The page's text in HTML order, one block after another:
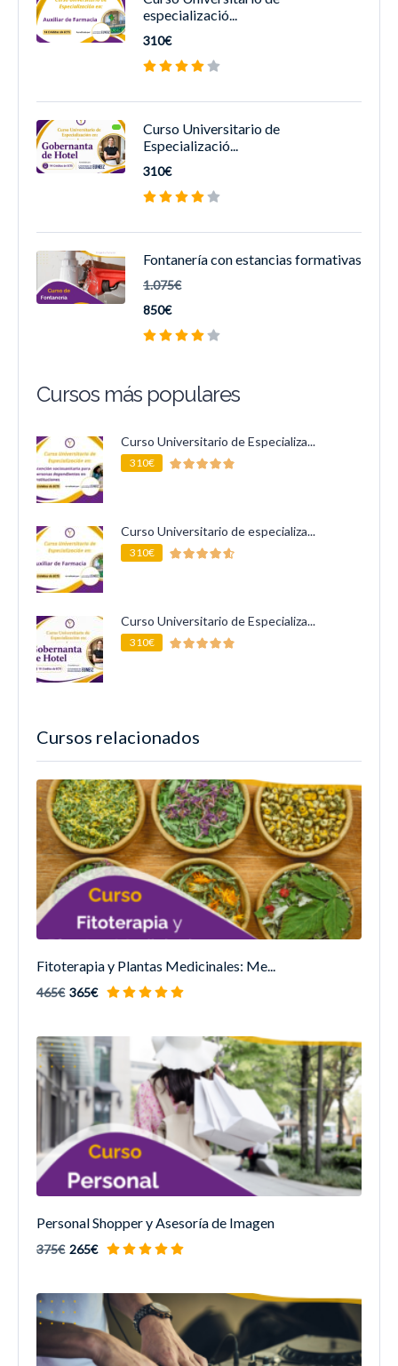
Cursos relacionados
Fitoterapia y Plantas Medicinales: Me...
465€ 365€
Personal Shopper y Asesoría de Imagen
375€ 265€
especializació...
310€
Curso Universitario de
Especializació...
310€
Fontanería con estancias formativas
1.075€
850€
Cursos más populares
Curso Universitario de Especializa...
310€
Curso Universitario de especializa...
310€
Curso Universitario de Especializa...
310€